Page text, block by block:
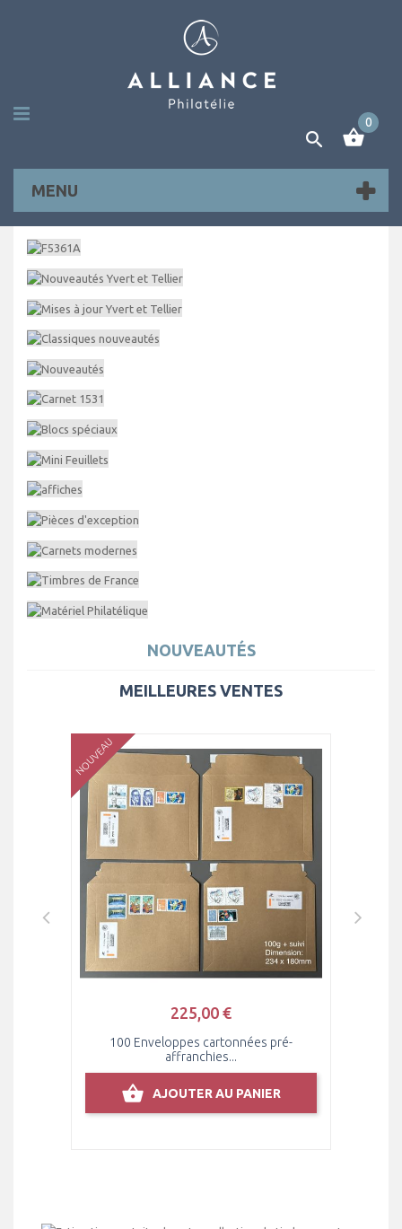
0
MENU
NOUVEAUTÉS
MEILLEURES VENTES
NOUVEAU
225,00 €
100 Enveloppes cartonnées pré-
affranchies...
AJOUTER AU PANIER